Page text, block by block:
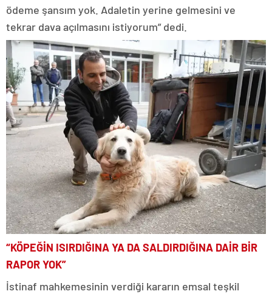
ödeme şansım yok. Adaletin yerine gelmesini ve
tekrar dava açılmasını istiyorum” dedi.
“KÖPEĞİN ISIRDIĞINA YA DA SALDIRDIĞINA DAİR BİR
RAPOR YOK”
İstinaf mahkemesinin verdiği kararın emsal teşkil